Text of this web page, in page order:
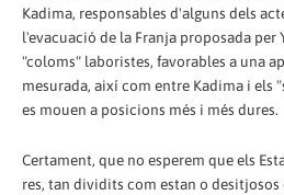
Kadima, responsables d'alguns dels
l'evacuació de la Franja proposada per
"coloms" laboristes, favorables a una
mesurada, així com entre Kadima i els
es mouen a posicions més i més dures.
Certament, que no esperem que els
res, tan dividits com estan o